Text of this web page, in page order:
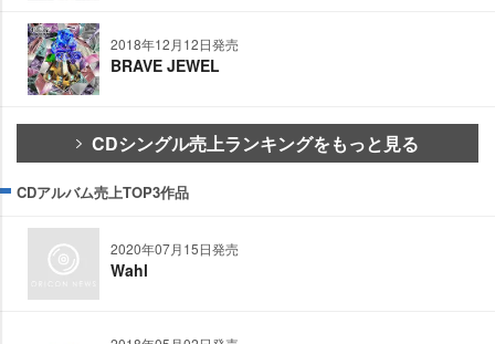
2018年12月12日発売
BRAVE JEWEL
CDシングル売上ランキングをもっと見る
CDアルバム売上TOP3作品
2020年07月15日発売
Wahl